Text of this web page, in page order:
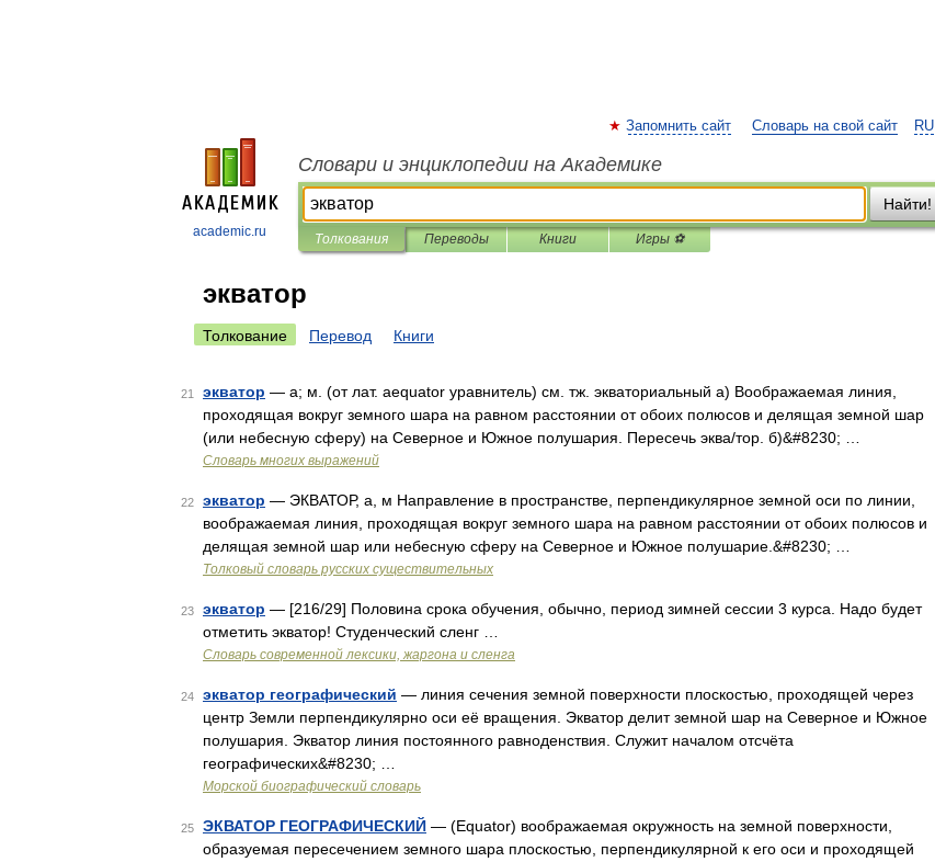
academic.ru
RU
Запомнить сайт Словарь на свой сайт
Словари и энциклопедии на Академике
Найти!
Толкования Переводы Книги Игры ⚽
экватор
Толкование Перевод Книги
21 экватор — а; м. (от лат. aequator уравнитель) см. тж. экваториальный а) Воображаемая линия,
проходящая вокруг земного шара на равном расстоянии от обоих полюсов и делящая земной шар
(или небесную сферу) на Северное и Южное полушария. Пересечь эква/тор. б)&#8230; …
Словарь многих выражений
22 экватор — ЭКВАТОР, а, м Направление в пространстве, перпендикулярное земной оси по линии,
воображаемая линия, проходящая вокруг земного шара на равном расстоянии от обоих полюсов и
делящая земной шар или небесную сферу на Северное и Южное полушарие.&#8230; …
Толковый словарь русских существительных
23 экватор — [216/29] Половина срока обучения, обычно, период зимней сессии 3 курса. Надо будет
отметить экватор! Студенческий сленг …
Cловарь современной лексики, жаргона и сленга
24 экватор географический — линия сечения земной поверхности плоскостью, проходящей через
центр Земли перпендикулярно оси её вращения. Экватор делит земной шар на Северное и Южное
полушария. Экватор линия постоянного равноденствия. Служит началом отсчёта
географических&#8230; …
Морской биографический словарь
25 ЭКВАТОР ГЕОГРАФИЧЕСКИЙ — (Equator) воображаемая окружность на земной поверхности,
образуемая пересечением земного шара плоскостью, перпендикулярной к его оси и проходящей